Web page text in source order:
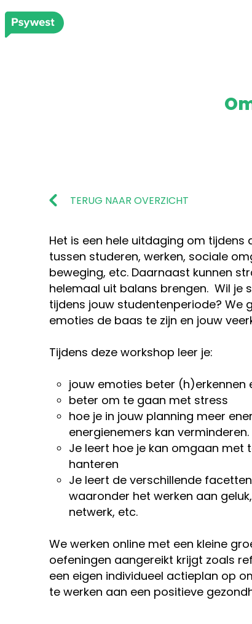
TERUG NAAR OVERZICHT
Het is een hele uitdaging om
tussen studeren, werken, sociale
beweging, etc. Daarnaast kunnen
helemaal uit balans brengen. Wil je
tijdens jouw studentenperiode? We
emoties de baas te zijn en jouw
Tijdens deze workshop leer je:
jouw emoties beter (h)erkennen
beter om te gaan met stress
hoe je in jouw planning meer
energienemers kan verminderen.
Je leert hoe je kan omgaan met
hanteren
Je leert de verschillende
waaronder het werken aan
netwerk, etc.
We werken online met een kleine
oefeningen aangereikt krijgt zoals
een eigen individueel actieplan op
te werken aan een positieve